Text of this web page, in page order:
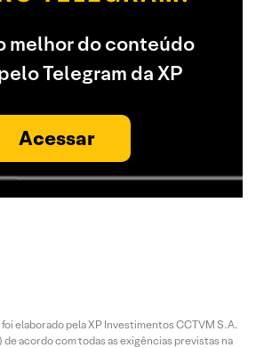
melhor do conteúdo
Telegram da XP
Acessar
elaborado pela XP Investimentos CCTVM S.A.
de acordo com todas as exigências previstas na